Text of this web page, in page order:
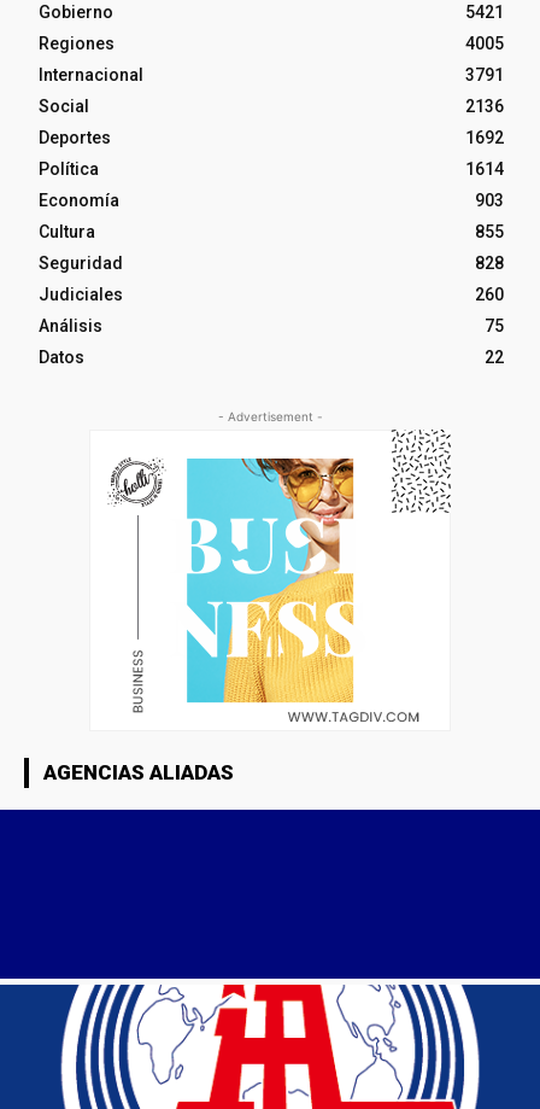
Gobierno
5421
Regiones
4005
Internacional
3791
Social
2136
Deportes
1692
Política
1614
Economía
903
Cultura
855
Seguridad
828
Judiciales
260
Análisis
75
Datos
22
- Advertisement -
AGENCIAS ALIADAS